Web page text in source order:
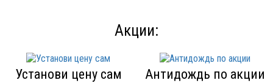
Акции:
Установи цену сам Антидождь по акции